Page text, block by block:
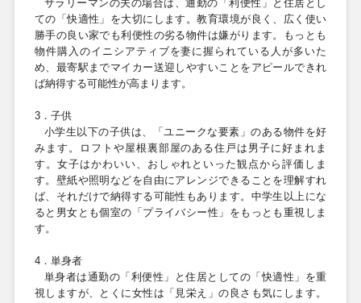
サラリーマンの夫の場合は、通勤の「利便性」と住居とし
ての「快適性」を大切にします。教育環境が良く、広く使い
勝手の良い家でも利便性の劣る物件は嫌がります。もっとも
物件購入のイニシアティブを妻に握られている人が多いた
め、最寄駅までマイカー送迎しやすいことをアピールできれ
ば納得する可能性が高まります。
3．子供
小学生以下の子供は、「ユニークな要素」のある物件を好
みます。ロフトや屋根裏部屋のある住戸は男子に好まれま
す。女子はかわいい、おしゃれといった観点から評価しま
す。壁紙や照明などを自由にアレンジできることを理解すれ
ば、それだけで納得する可能性もあります。中学生以上にな
ると男女とも個室の「プライバシー性」をもっとも重視しま
す。
4．単身者
単身者は通勤の「利便性」と住居としての「快適性」を重
視しますが、とくに女性は「見栄え」の良さも気にします。